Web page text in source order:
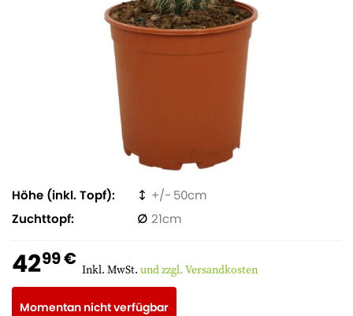
Höhe (inkl. Topf)
50
Zuchttopf
21
4299 € Inkl. MwSt. und zzgl. Versandkosten
Momentan nicht verfügbar